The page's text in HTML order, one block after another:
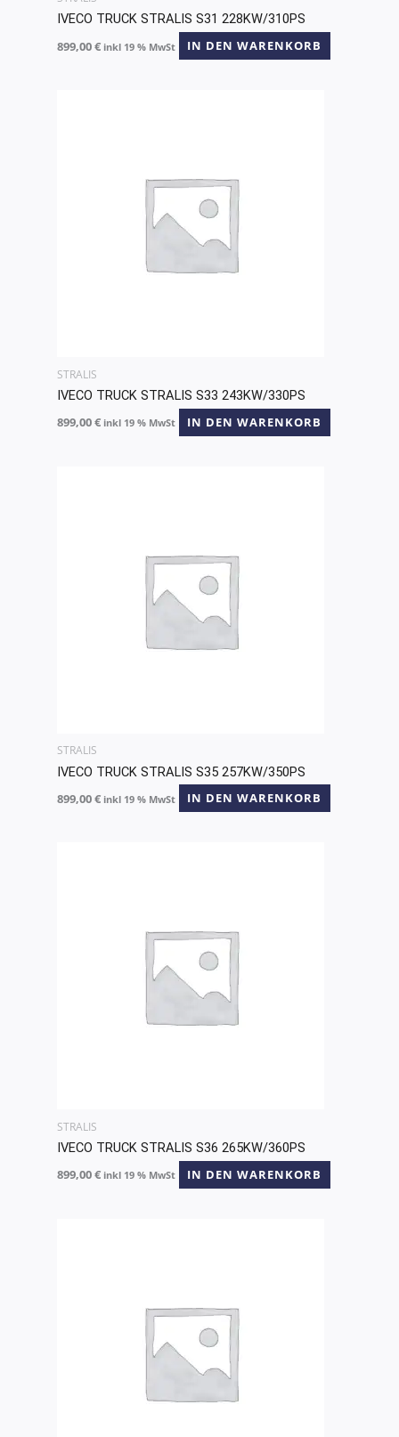
IVECO TRUCK STRALIS S31 228KW/310PS
899,00€ inkl 19 % MwSt IN DEN WARENKORB
STRALIS
IVECO TRUCK STRALIS S33 243KW/330PS
899,00€ inkl 19 % MwSt IN DEN WARENKORB
STRALIS
IVECO TRUCK STRALIS S35 257KW/350PS
899,00€ inkl 19 % MwSt IN DEN WARENKORB
STRALIS
IVECO TRUCK STRALIS S36 265KW/360PS
899,00€ inkl 19 % MwSt IN DEN WARENKORB